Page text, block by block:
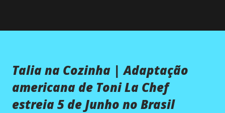
Talia na Cozinha | Adaptação
americana de Toni La Chef
estreia 5 de Junho no Brasil